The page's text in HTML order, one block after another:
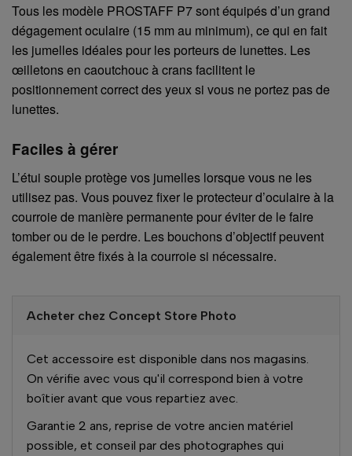
Tous les modèle PROSTAFF P7 sont équipés d’un grand
dégagement oculaire (15 mm au minimum), ce qui en fait
les jumelles idéales pour les porteurs de lunettes. Les
œilletons en caoutchouc à crans facilitent le
positionnement correct des yeux si vous ne portez pas de
lunettes.
Faciles à gérer
L’étui souple protège vos jumelles lorsque vous ne les
utilisez pas. Vous pouvez fixer le protecteur d’oculaire à la
courroie de manière permanente pour éviter de le faire
tomber ou de le perdre. Les bouchons d’objectif peuvent
également être fixés à la courroie si nécessaire.
Acheter chez Concept Store Photo
Cet accessoire est disponible dans nos magasins.
On vérifie avec vous qu'il correspond bien à votre
boîtier avant que vous repartiez avec.
Garantie 2 ans, reprise de votre ancien matériel
possible, et conseil par des photographes qui